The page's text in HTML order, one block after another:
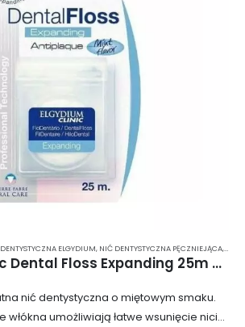
ELGYDIUM, NIĆ DENTYSTYCZNA PĘCZNIEJĄCA,NIĆ
Elgydium Clinic Dental Floss Expanding 25m – pęczniejąca, miętowa nić dentystyczna
nić dentystyczna o miętowym smaku.
włókna umożliwiają łatwe wsunięcie nici